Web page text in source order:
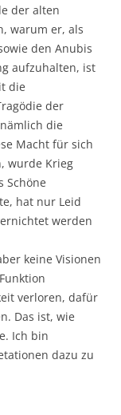
der alten
warum er, als
den Anubis
aufzuhalten, ist
die
der
die
Macht für sich
wurde Krieg
Schöne
hat nur Leid
werden
keine Visionen
verloren, dafür
Das ist, wie
Ich bin
dazu zu